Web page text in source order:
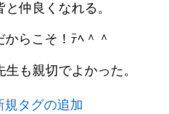
仲良くなれる。
らこそ！ﾃﾍ＾＾
も親切でよかった。
規タグの追加